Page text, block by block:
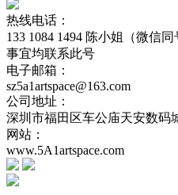
热线电话：
133 1084 1494 陈小姐（微信
事宜均联系此号
电子邮箱：
sz5a1artspace@163.com
公司地址：
深圳市福田区车公庙天安数码
网站：
www.5A1artspace.com